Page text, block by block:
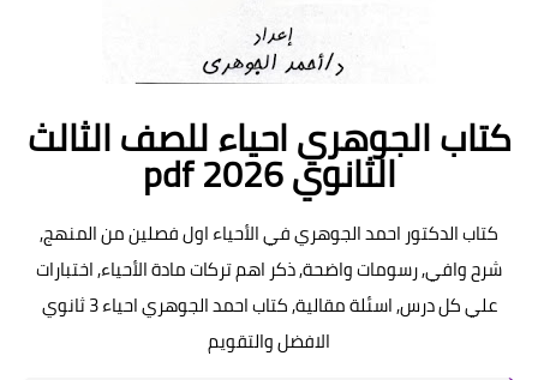
كتاب الجوهري احياء للصف الثالث
الثانوي pdf 2026
كتاب الدكتور احمد الجوهري في الأحياء اول فصلين من المنهج,
شرح وافي, رسومات واضحة, ذكر اهم تركات مادة الأحياء, اختبارات
علي كل درس, اسئلة مقالية, كتاب احمد الجوهري احياء 3 ثانوي
الافضل والتقويم